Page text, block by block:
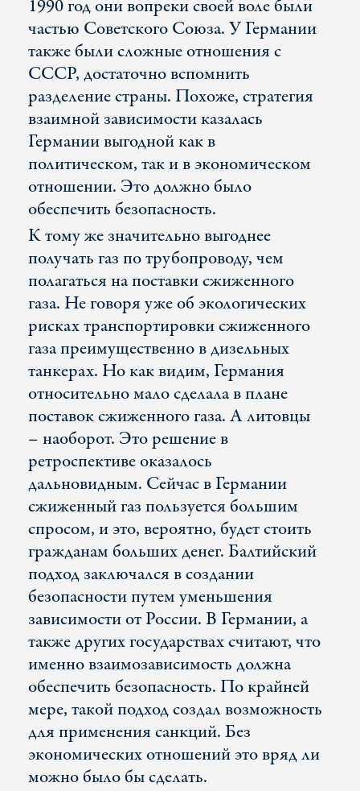
1990 год они вопреки своей воле были
частью Советского Союза. У Германии
также были сложные отношения с
СССР, достаточно вспомнить
разделение страны. Похоже, стратегия
взаимной зависимости казалась
Германии выгодной как в
политическом, так и в экономическом
отношении. Это должно было
обеспечить безопасность.
К тому же значительно выгоднее
получать газ по трубопроводу, чем
полагаться на поставки сжиженного
газа. Не говоря уже об экологических
рисках транспортировки сжиженного
газа преимущественно в дизельных
танкерах. Но как видим, Германия
относительно мало сделала в плане
поставок сжиженного газа. А литовцы
– наоборот. Это решение в
ретроспективе оказалось
дальновидным. Сейчас в Германии
сжиженный газ пользуется большим
спросом, и это, вероятно, будет стоить
гражданам больших денег. Балтийский
подход заключался в создании
безопасности путем уменьшения
зависимости от России. В Германии, а
также других государствах считают, что
именно взаимозависимость должна
обеспечить безопасность. По крайней
мере, такой подход создал возможность
для применения санкций. Без
экономических отношений это вряд ли
можно было бы сделать.